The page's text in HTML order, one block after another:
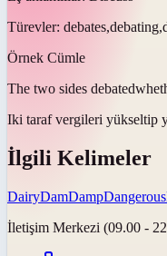
Türevler:
Örnek Cümle
The two sides debated
Iki taraf vergileri yükseltip
İlgili Kelimeler
DairyDamDampDangerous
İletişim Merkezi (09.00 -